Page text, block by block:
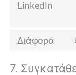
LinkedIn
Διάφορα
7.